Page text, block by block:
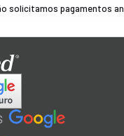
solicitamos pagamentos